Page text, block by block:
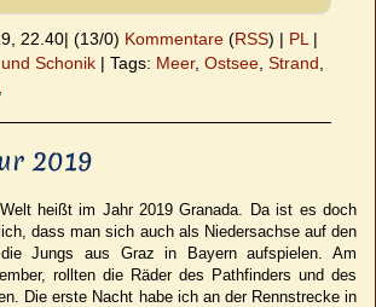
22.40| (13/0) Kommentare (RSS) | PL |
Schonik | Tags: Meer, Ostsee Strand
2019
heißt im Jahr 2019 Granada. Da ist es doch
dass man sich auch als Niedersachse auf den
Jungs aus Graz in Bayern aufspielen. Am
rollten die Räder des Pathfinders und des
Die erste Nacht habe ich an der Rennstrecke in